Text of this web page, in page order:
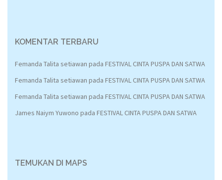
KOMENTAR TERBARU
Femanda Talita setiawan pada FESTIVAL CINTA PUSPA DAN SATWA
Femanda Talita setiawan pada FESTIVAL CINTA PUSPA DAN SATWA
Femanda Talita setiawan pada FESTIVAL CINTA PUSPA DAN SATWA
James Naiym Yuwono pada FESTIVAL CINTA PUSPA DAN SATWA
TEMUKAN DI MAPS